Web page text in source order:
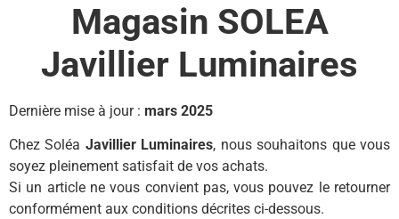
Magasin SOLEA
Javillier Luminaires
Dernière mise à jour : mars 2025
Chez Soléa Javillier Luminaires, nous souhaitons que vous
soyez pleinement satisfait de vos achats.
Si un article ne vous convient pas, vous pouvez le retourner
conformément aux conditions décrites ci-dessous.